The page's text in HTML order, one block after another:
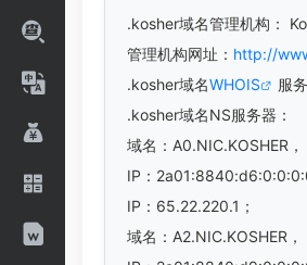
.kosher域名管理机构：
管理机构网址： http://
.kosher域名WHOIS
服
.kosher域名NS服务器：
域名：A0.NIC.KOSHER，
IP：
IP：65.22.220.1；
域名：A2.NIC.KOSHER，